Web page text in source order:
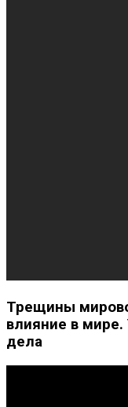
Трещины
влияние в мире.
дела